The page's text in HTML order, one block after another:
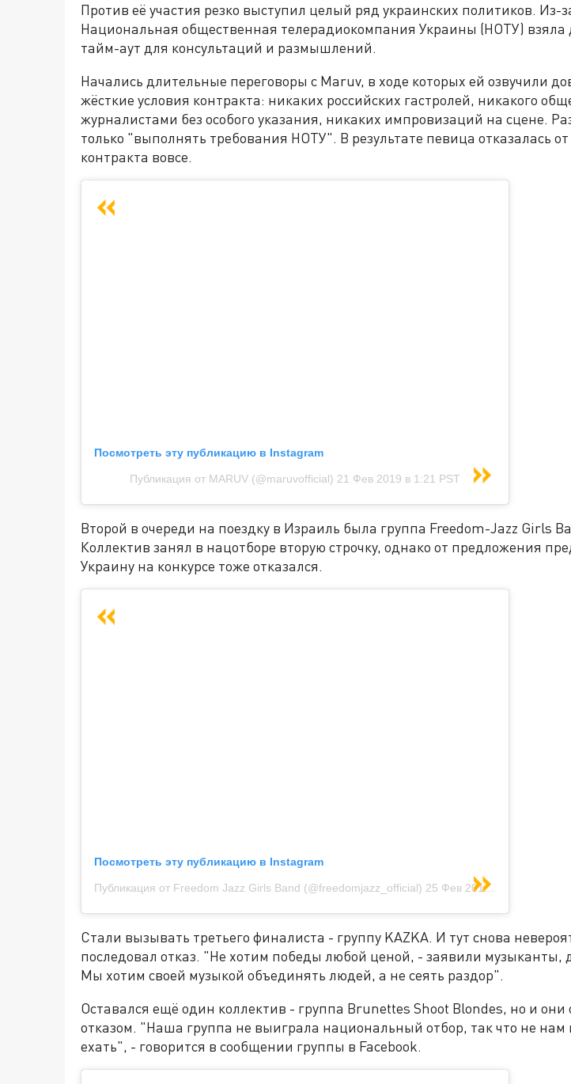
Против её участия резко выступил целый ряд украинских политиков. Из-
Национальная общественная телерадиокомпания Украины (НОТУ) взяла
тайм-аут для консультаций и размышлений.
Начались длительные переговоры с Maruv, в ходе которых ей озвучили
жёсткие условия контракта: никаких российских гастролей, никакого
журналистами без особого указания, никаких импровизаций на сцене.
только "выполнять требования НОТУ". В результате певица отказалась
контракта вовсе.
Посмотреть эту публикацию в Instagram
Публикация от MARUV (@maruvofficial) 21 Фев 2019 в 1:21 PST
Второй в очереди на поездку в Израиль была группа Freedom-Jazz Girls
Коллектив занял в нацотборе вторую строчку, однако от предложения
Украину на конкурсе тоже отказался.
Посмотреть эту публикацию в Instagram
Публикация от Freedom Jazz Girls Band (@freedomjazz_official) 25 Фев 2019 в 8:39 PST
Стали вызывать третьего финалиста - группу KAZKA. И тут снова
последовал отказ. "Не хотим победы любой ценой, - заявили музыканты,
Мы хотим своей музыкой объединять людей, а не сеять раздор".
Оставался ещё один коллектив - группа Brunettes Shoot Blondes, но и они
отказом. "Наша группа не выиграла национальный отбор, так что не нам
ехать", - говорится в сообщении группы в Facebook.